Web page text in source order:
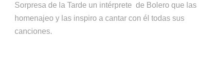
Sorpresa de la Tarde un intérprete de Bolero que las
homenajeo y las inspiro a cantar con él todas sus
canciones.